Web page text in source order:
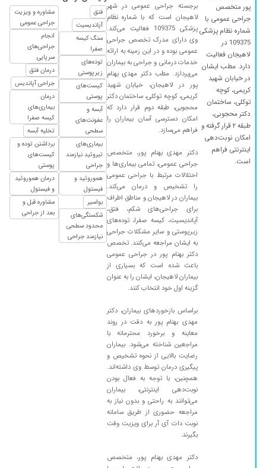
پور متخصص
جراحی عمومی با
شماره نظام پزشکی
109375 در
لاهیجان فعالیت
دارد. مطب ایشان
در خیابان شهید
کریمی، کوچه
توکلی، ساختمان
دکتر محجوبی،
طبقه ۲ قرار گرفته و
امکان نوبت‌دهی
اینترنتی فراهم
است.
برجسته جراحی عمومی در شهر
لاهیجان است که با شماره نظام
پزشکی 109375 فعالیت می‌کند.
وی دارای مدرک تخصص جراحی
عمومی بوده و در این زمینه به ارائه
خدمات درمانی و جراحی به بیماران
می‌پردازد. مطب دکتر مهدی بهنام
پور در لاهیجان، خیابان شهید
کریمی، کوچه توکلی، ساختمان دکتر
محجوبی، طبقه دوم قرار دارد که
امکان دسترسی آسان بیماران را
فراهم می‌سازد.
دکتر مهدی بهنام پور، متخصص
جراحی عمومی، تمامی بیماری‌ها و
اختلالات مرتبط با جراحی عمومی
را تشخیص و درمان می‌کند.
بیماران در لاهیجان و مناطق اطراف
برای جراحی‌های شکم، فتق،
آپاندیسیت، کیسه صفرا، توده‌های
زیرپوستی و سایر مشکلات جراحی
به ایشان مراجعه می‌کنند. تخصص
دکتر بهنام پور در جراحی عمومی
باعث شده است که بسیاری از
بیماران لاهیجان، ایشان را به عنوان
گزینه اول خود انتخاب کنند.
براساس بازخوردهای بیماران، دکتر
مهدی بهنام پور به دقت در روند
معاینه و برخورد محترمانه با
مراجعین شناخته می‌شود. بیماران
رضایت بالایی از نحوه تشخیص و
پیگیری درمان توسط وی داشته‌اند.
همچنین، با توجه به فعال بودن
نوبت‌دهی اینترنتی، بیماران
می‌توانند به راحتی و بدون نیاز به
مراجعه حضوری از طریق سامانه
نوبت دات آی آر برای ویزیت وقت
بگیرند.
دکتر مهدی بهنام پور، متخصص
فتق
آپاندیسیت
سنگ کیسه
صفرا
توده‌های
زیرپوستی
کیست‌های
پوستی
آبسه و
عفونت‌های
سطحی
بیماری‌های
تیروئید نیازمند
جراحی
هموروئید و
فیستول
بواسیر
شکستگی‌های
محدود سطحی
نیازمند جراحی
مشاوره و ویزیت
جراحی عمومی
انجام
جراحی‌های
سرپایی
درمان فتق
جراحی آپاندیس
درمان
بیماری‌های
کیسه صفرا
تخلیه آبسه
برداشتن توده و
کیست‌های
پوستی
درمان هموروئید
و فیستول
مشاوره قبل و
بعد از جراحی